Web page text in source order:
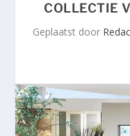
COLLECTIE
Geplaatst door